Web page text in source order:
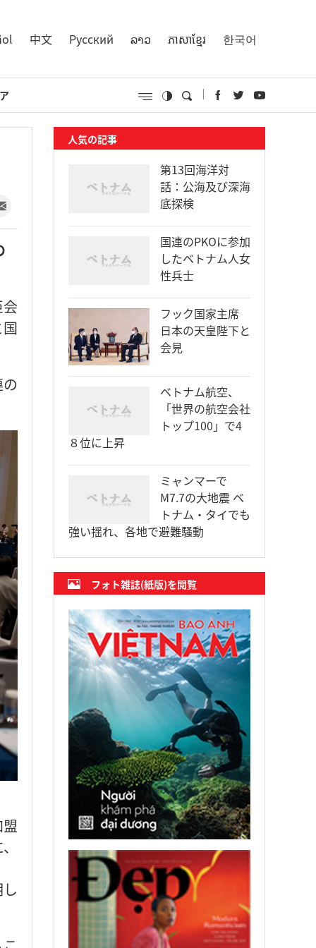
中文 Русский ລາວ ភាសាខ្មែរ 한국어
人気の記事
第13回海洋対
話：公海及び深海
底探検
国連のPKOに参加
したベトナム人女
性兵士
フック国家主席
日本の天皇陛下と
会見
ベトナム航空、
「世界の航空会社
トップ100」で4
８位に上昇
ミャンマーで
M7.7の大地震 ベ
トナム・タイでも
強い揺れ、各地で避難騒動
フォト雑誌(紙版)を閲覧